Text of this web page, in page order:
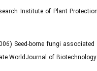
Institute of Plant
Seed-borne fungi
of